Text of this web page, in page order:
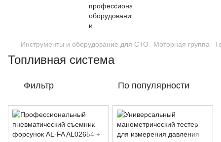
Инструменты и оборудование для СТО Моторная группа
Топливная система
Фильтр По популярности